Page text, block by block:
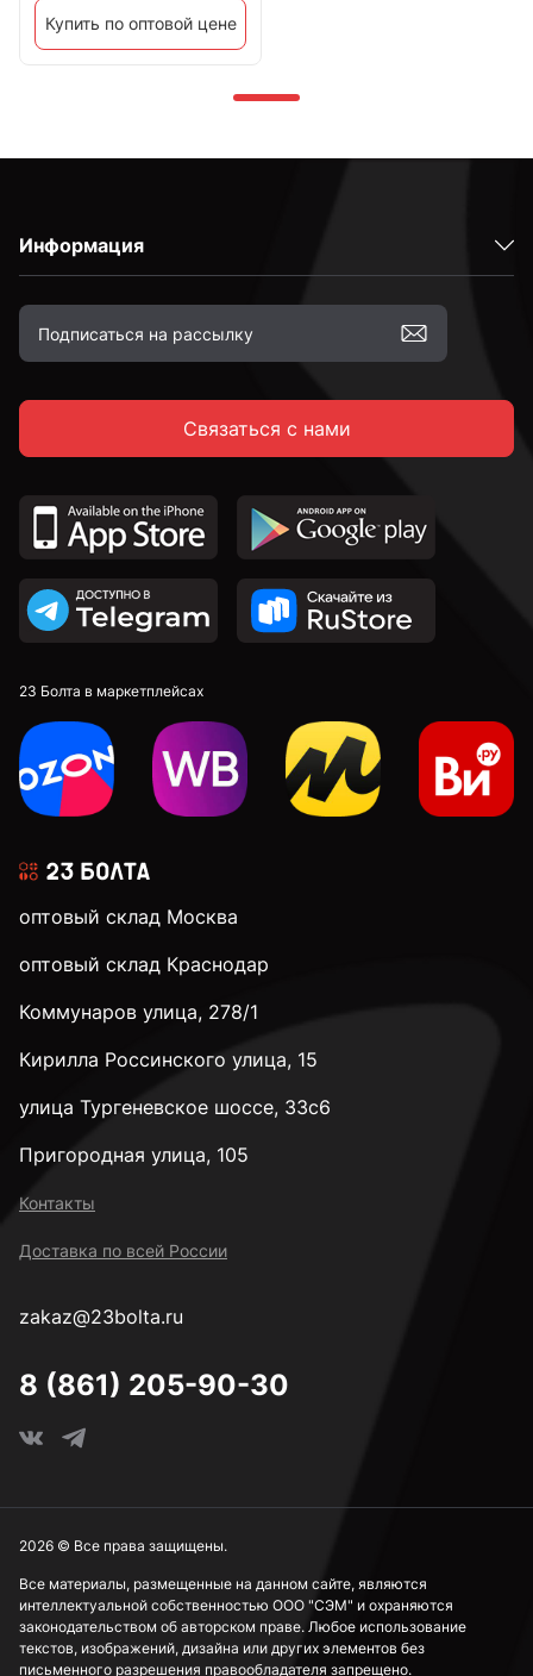
Купить по оптовой цене
Информация
Связаться с нами
23 Болта в маркетплейсах
оптовый склад Москва
оптовый склад Краснодар
Коммунаров улица, 278/1
Кирилла Россинского улица, 15
улица Тургеневское шоссе, 33с6
Пригородная улица, 105
Контакты
Доставка по всей России
zakaz@23bolta.ru
8 (861) 205-90-30
Все материалы, размещенные на данном сайте, являются
интеллектуальной собственностью ООО "СЭМ" и охраняются
законодательством об авторском праве. Любое использование
текстов, изображений, дизайна или других элементов без
письменного разрешения правообладателя запрещено.
2026 © Все права защищены.